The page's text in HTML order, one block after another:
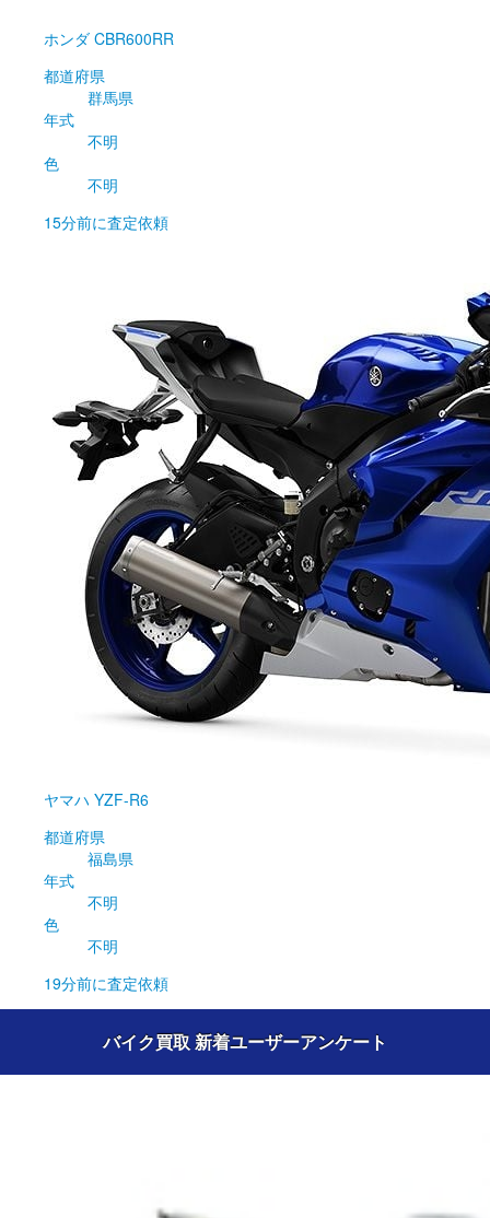
ホンダ CBR600RR
都道府県
群馬県
年式
不明
色
不明
15分前に査定依頼
ヤマハ YZF-R6
都道府県
福島県
年式
不明
色
不明
19分前に査定依頼
バイク買取 新着ユーザーアンケート